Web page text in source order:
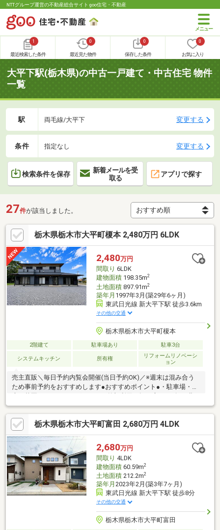
NTTグループ運営の不動産総合サイト goo住宅・不動産
1
最近検索した条件
0
最近見た物件
0
保存した条件
0
お気に入り
大平下駅(栃木県)の中古一戸建て・中古住宅 物件
一覧
駅 両毛線/大平下 変更する
条件 指定なし 変更する
検索条件を保存
新着メールを受
取る
アプリで探す
27件が該当しました。
栃木県栃木市大平町榎本 2,480万円 6LDK
2,480万円
間取り 6LDK
建物面積198.35m2
土地面積897.91m2
築年月 1997年3月(築29年6ヶ月)
東武日光線 新大平下駅 徒歩3.6km
その他の交通
栃木県栃木市大平町榎本
2階建て 駐車場あり 駐車3台
システムキッチン 所有権
リフォームリノベーシ
ョン
売主直販＼毎日予約内覧会開催(当日予約OK)／※週末は混み合う
ため事前予約をおすすめします●おすすめポイント●・駐車場・
東・南の三方道路・とりせんまで1.4km買物便利！・浸水実績な
し○リフォーム内容○・外壁屋根塗装 コーキング・クロス張替
え・水廻りCF張替え 床CF上張り・水回り新品交換（キッチン、
風呂、洗面、トイレ）・畳表替え、襖・障子張替え・防蟻工事・
ハウスクリーニング他「お客様への３の約束」２年間保証がある
ので安心！誠実敏速に対応いたします※価格には消費税、リフォ
ーム費用を含みます
栃木県栃木市大平町富田 2,680万円 4LDK
2,680万円
間取り 4LDK
建物面積60.59m2
土地面積212.2m2
築年月 2023年2月(築3年7ヶ月)
東武日光線 新大平下駅 徒歩8分
その他の交通
栃木県栃木市大平町富田